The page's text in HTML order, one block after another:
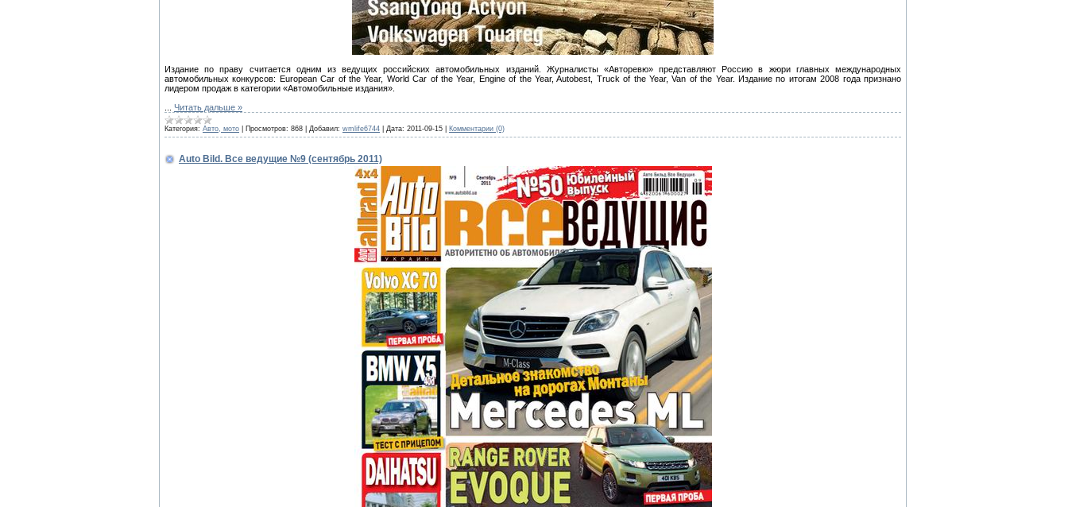
Издание по праву считается одним из ведущих российских автомобильных изданий. Журналисты «Авторевю» представляют Россию в жюри главных международных
автомобильных конкурсов: European Car of the Year, World Car of the Year, Engine of the Year, Autobest, Truck of the Year, Van of the Year. Издание по итогам 2008 года признано
лидером продаж в категории «Автомобильные издания».
Читать дальше »
Категория: Авто, мото Просмотров: 868 Добавил: wmlife6744 Дата: 2011-09-15 Комментарии (0)
Auto Bild. Все ведущие №9 (сентябрь 2011)